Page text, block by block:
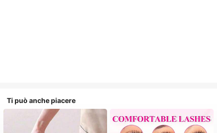
Ti può anche piacere